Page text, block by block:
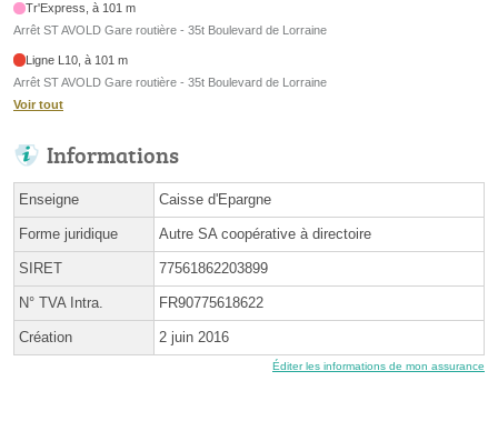
Tr'Express, à 101 m
Arrêt ST AVOLD Gare routière - 35t Boulevard de Lorraine
Ligne L10, à 101 m
Arrêt ST AVOLD Gare routière - 35t Boulevard de Lorraine
Voir tout
Informations
Enseigne Caisse d'Epargne
Forme juridique Autre SA coopérative à directoire
SIRET 77561862203899
N° TVA Intra. FR90775618622
Création 2 juin 2016
Éditer les informations de mon assurance